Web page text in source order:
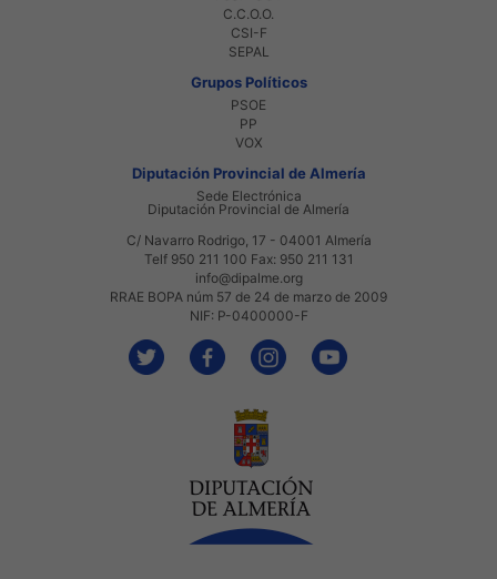
C.C.O.O.
CSI-F
SEPAL
Grupos Políticos
PSOE
PP
VOX
Diputación Provincial de Almería
Sede Electrónica
Diputación Provincial de Almería
C/ Navarro Rodrigo, 17 - 04001 Almería
Telf 950 211 100 Fax: 950 211 131
info@dipalme.org
RRAE BOPA núm 57 de 24 de marzo de 2009
NIF: P-0400000-F